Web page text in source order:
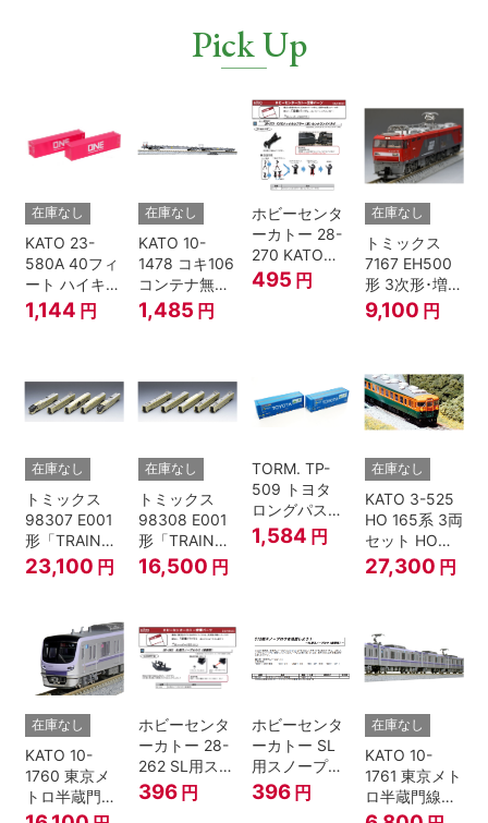
Pick Up
在庫なし
KATO 23-
580A 40フィ
ート ハイキュ
ーブコンテナ
ONE マゼンタ
1,144 円
在庫なし
KATO 10-
1478 コキ106
コンテナ無積
載 2両セット
鉄道模型 Nゲ
1,485 円
ホビーセンタ
ーカトー 28-
270 KATOナ
ックルカプラ
495 円
在庫なし
トミックス
7167 EH500
形 3次形･増備
型
9,100 円
在庫なし
トミックス
98307 E001
形「TRAIN
SUITE四季
島」基本セッ
23,100 円
在庫なし
トミックス
98308 E001
形「TRAIN
SUITE四季
島」増結セッ
模型
16,500 円
TORM. TP-
509 トヨタ
ロングパスエ
クスプレス
U55A-39500
1,584 円
在庫なし
KATO 3-525
HO 165系 3両
セット HOゲ
ージ
27,300 円
在庫なし
KATO 10-
1760 東京メ
トロ半蔵門線
18000系 基本
ホビーセンタ
ーカトー 28-
262 SL用スノ
ープロウ1 前
面用 Nゲージ
396 円
ホビーセンタ
ーカトー SL
用スノープロ
ウ① 前面用
396 円
在庫なし
KATO 10-
1761 東京メト
ロ半蔵門線
18000系 増結